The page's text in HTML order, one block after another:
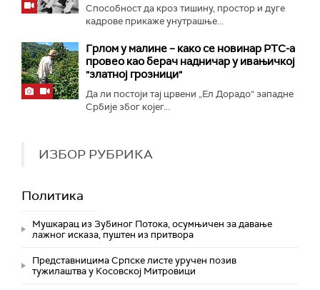
Способност да кроз тишину, простор и дуге
кадрове прикаже унутрашње...
Грлом у малине – како се новинар РТС-а
провео као берач надничар у ивањичкој
"златној грозници"
Да ли постоји тај црвени „Ел Дорадо“ западне
Србије због којег...
ИЗБОР РУБРИКА
Политика
Мушкарац из Зубиног Потока, осумњичен за давање
лажног исказа, пуштен из притвора
Представницима Српске листе уручен позив
тужилаштва у Косовској Митровици